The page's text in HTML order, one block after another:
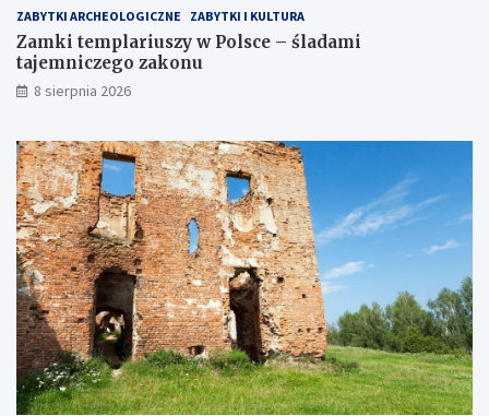
ZABYTKI ARCHEOLOGICZNE
ZABYTKI I KULTURA
Zamki templariuszy w Polsce – śladami
tajemniczego zakonu
8 sierpnia 2026